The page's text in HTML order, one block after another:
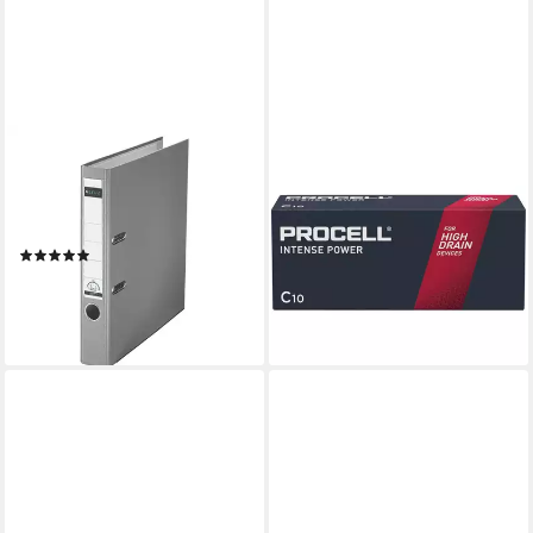
Aktenordner 1015, Ordner
schmal, auswechselbares
Rückenschild
(9)
lieferbar - in 4-5 Werktagen bei dir
5000394136977 Batterie
24,89 €
lieferbar - in 2-3 Werktagen bei dir